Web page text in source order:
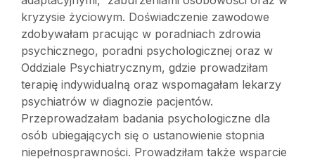
kryzysie życiowym. Doświadczenie zawodowe
zdobywałam pracując w poradniach zdrowia
psychicznego, poradni psychologicznej oraz w
Oddziale Psychiatrycznym, gdzie prowadziłam
terapię indywidualną oraz wspomagałam lekarzy
psychiatrów w diagnozie pacjentów.
Przeprowadzałam badania psychologiczne dla
osób ubiegających się o ustanowienie stopnia
niepełnosprawności. Prowadziłam także wsparcie